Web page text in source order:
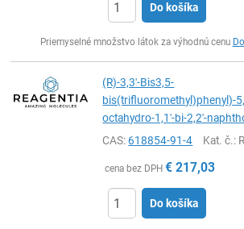
Do košíka
Priemyselné množstvo látok za výhodnú cenu
(R)-3,3'-Bis3,5-
bis(trifluoromethyl)phenyl)-
octahydro-1,1'-bi-2,2'-
CAS:618854-91-4 Kat. č.:
cena bez DPH € 217,03
Do košíka